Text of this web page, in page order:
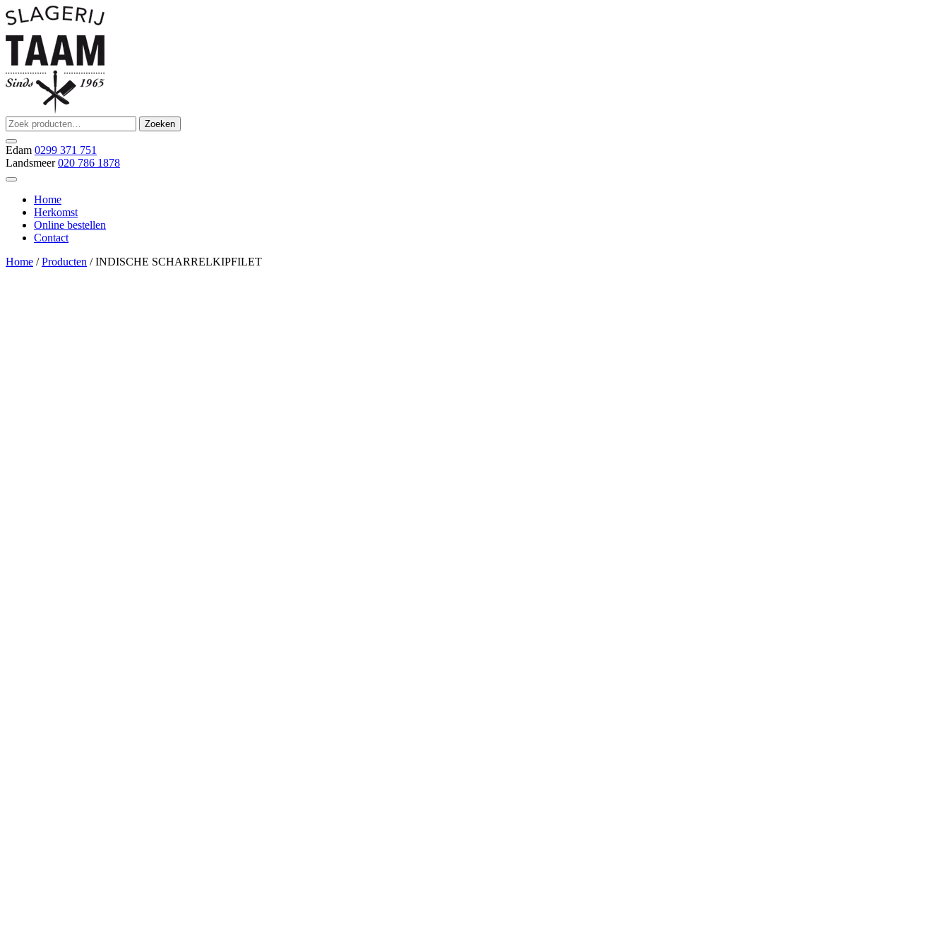
Ga
naar
de
inhoud
Slagerij Taam
slager
Zoeken
naar:
Zoeken
Edam 0299 371 751
Landsmeer 020 786 1878
Home
Herkomst
Online bestellen
Contact
Home /Producten / INDISCHE SCHARRELKIPFILET